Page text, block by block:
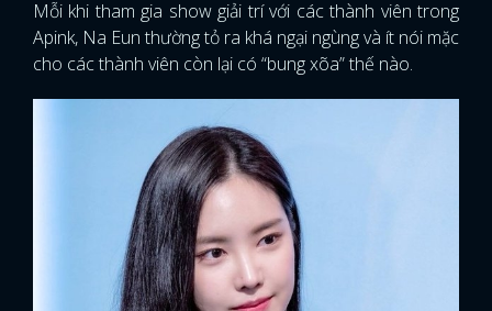
Mỗi khi tham gia show giải trí với các thành viên trong
Apink, Na Eun thường tỏ ra khá ngại ngùng và ít nói mặc
cho các thành viên còn lại có “bung xõa” thế nào.